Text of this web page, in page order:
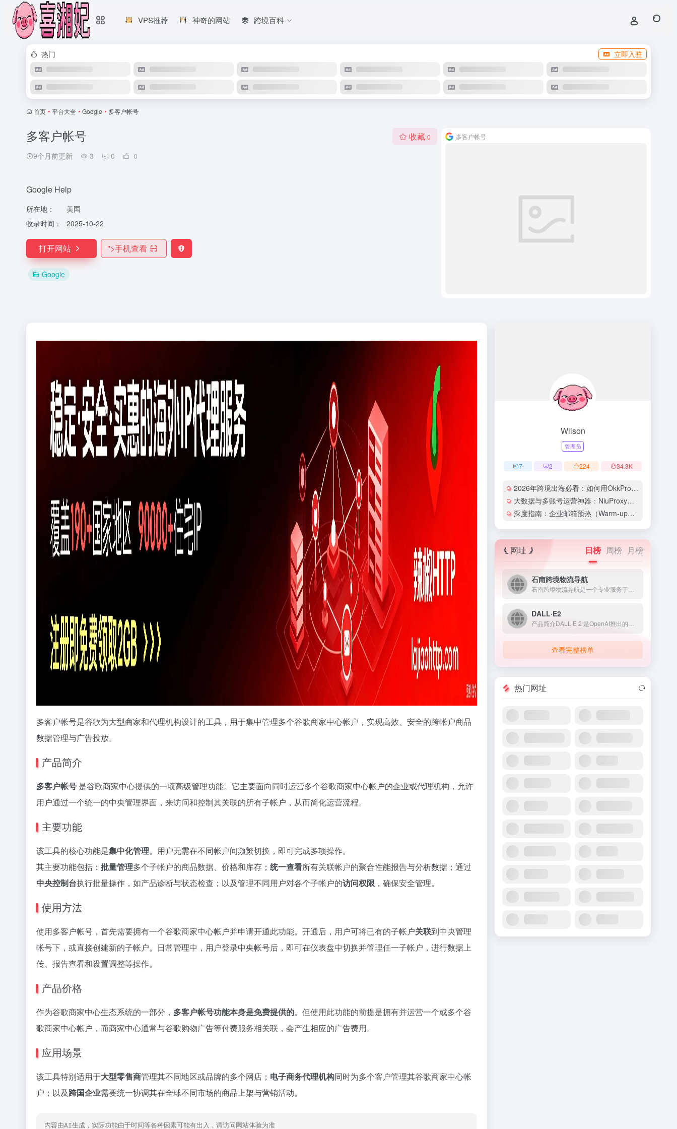
VPS推荐 神奇的网站 跨境百科
热门 立即入驻
首页 • 平台大全 • Google • 多客户帐号
多客户帐号
9个月前更新 3 0 0
收藏 0
Google Help
所在地：
美国
收录时间：
2025-10-22
打开网站 ">手机查看
Google
多客户帐号
多客户帐号是谷歌为大型商家和代理机构设计的工具，用于集中管理多个谷歌商家中心帐户，实现高效、安全的跨帐户商品
数据管理与广告投放。
产品简介
多客户帐号 是谷歌商家中心提供的一项高级管理功能。它主要面向同时运营多个谷歌商家中心帐户的企业或代理机构，允许
用户通过一个统一的中央管理界面，来访问和控制其关联的所有子帐户，从而简化运营流程。
主要功能
该工具的核心功能是集中化管理。用户无需在不同帐户间频繁切换，即可完成多项操作。
其主要功能包括： 批量管理多个子帐户的商品数据、价格和库存； 统一查看所有关联帐户的聚合性能报告与分析数据；通过
中央控制台执行批量操作，如产品诊断与状态检查；以及管理不同用户对各个子帐户的访问权限 ，确保安全管理。
使用方法
使用多客户帐号，首先需要拥有一个谷歌商家中心帐户并申请开通此功能。开通后，用户可将已有的子帐户关联到中央管理
帐号下，或直接创建新的子帐户。日常管理中，用户登录中央帐号后，即可在仪表盘中切换并管理任一子帐户，进行数据上
传、报告查看和设置调整等操作。
产品价格
作为谷歌商家中心生态系统的一部分， 多客户帐号功能本身是免费提供的。但使用此功能的前提是拥有并运营一个或多个谷
歌商家中心帐户，而商家中心通常与谷歌购物广告等付费服务相关联，会产生相应的广告费用。
应用场景
该工具特别适用于大型零售商管理其不同地区或品牌的多个网店； 电子商务代理机构同时为多个客户管理其谷歌商家中心帐
户；以及跨国企业需要统一协调其在全球不同市场的商品上架与营销活动。
内容由AI生成，实际功能由于时间等各种因素可能有出入，请访问网站体验为准
Wilson
管理员
7 2 224 34.3K
2026年跨境出海必看：如何用OkkProxy彻底解决网络延迟与IP被封难题？
大数据与多账号运营神器：NiuProxy助力跨境工作室业务高效爆单！
深度指南：企业邮箱预热（Warm-up）的详细技巧与实操策略（含配图）
网址 日榜 周榜 月榜
石南跨境物流导航
DALL·E2
查看完整榜单
热门网址